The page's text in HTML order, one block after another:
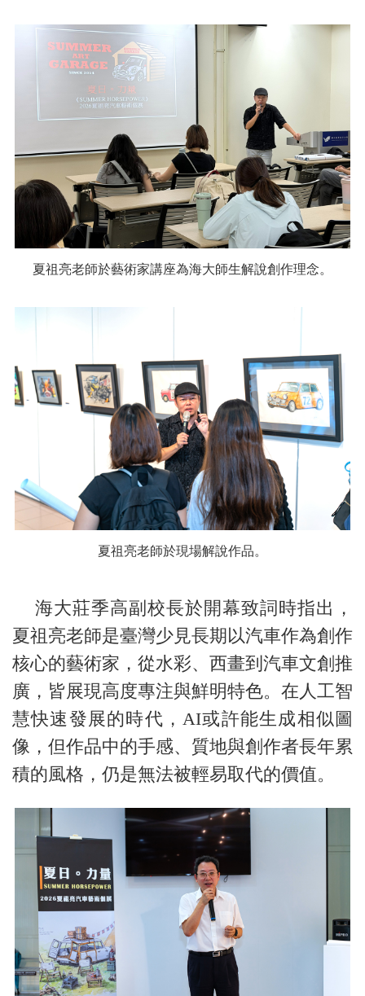
夏祖亮老師於藝術家講座為海大師生解說創作理念。
夏祖亮老師於現場解說作品。
海大莊季高副校長於開幕致詞時指出，
夏祖亮老師是臺灣少見長期以汽車作為創作
核心的藝術家，從水彩、西畫到汽車文創推
廣，皆展現高度專注與鮮明特色。在人工智
慧快速發展的時代，AI或許能生成相似圖
像，但作品中的手感、質地與創作者長年累
積的風格，仍是無法被輕易取代的價值。